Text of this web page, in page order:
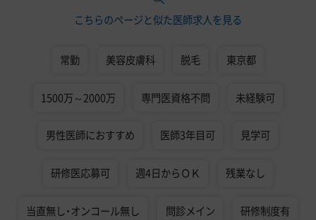
こちらのページと似た医師求人を見る
常勤 美容皮膚科 脱毛 東京都
1500万～2000万 専門医資格不問 未経験可
男性医師におすすめ 医師3年目可 見学可
研修医応募可 週4日からＯＫ 残業なし
当直無し・オンコール無し 問診メイン 研修制度有